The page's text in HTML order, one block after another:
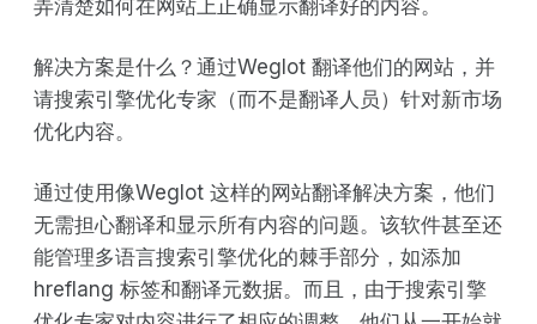
弄清楚如何在网站上正确显示翻译好的内容。
解决方案是什么？通过Weglot 翻译他们的网站，并
请搜索引擎优化专家（而不是翻译人员）针对新市场
优化内容。
通过使用像Weglot 这样的网站翻译解决方案，他们
无需担心翻译和显示所有内容的问题。该软件甚至还
能管理多语言搜索引擎优化的棘手部分，如添加
hreflang 标签和翻译元数据。而且，由于搜索引擎